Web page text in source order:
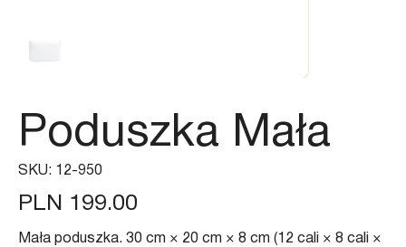
Poduszka Mała
SKU: SKU
12-
12-950
Price
PLN 199.00
Mała poduszka. 30 cm × 20 cm × 8 cm (12 cali × 8 cali ×